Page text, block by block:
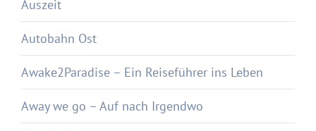
Auszeit
Autobahn Ost
Awake2Paradise – Ein Reiseführer ins Leben
Away we go – Auf nach Irgendwo